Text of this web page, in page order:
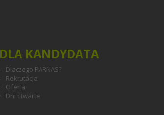
DLA KANDYDATA
Dlaczego PARNAS?
Rekrutacja
Oferta
Dni otwarte